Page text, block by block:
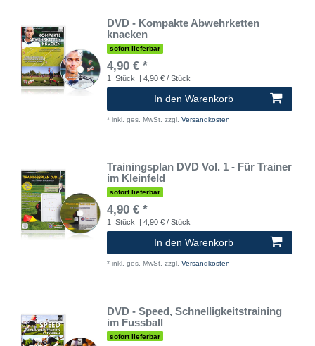
DVD - Kompakte Abwehrketten
knacken
sofort lieferbar
4,90 € *
1 Stück | 4,90 € / Stück
In den Warenkorb
* inkl. ges. MwSt. zzgl. Versandkosten
Trainingsplan DVD Vol. 1 - Für Trainer
im Kleinfeld
sofort lieferbar
4,90 € *
1 Stück | 4,90 € / Stück
In den Warenkorb
* inkl. ges. MwSt. zzgl. Versandkosten
DVD - Speed, Schnelligkeitstraining
im Fussball
sofort lieferbar